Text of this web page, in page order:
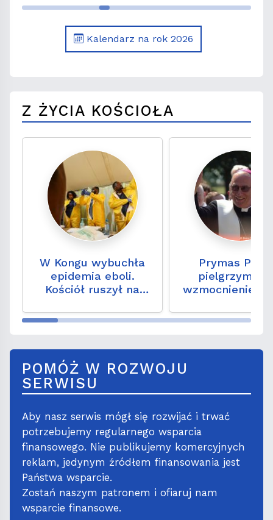
Kalendarz na rok 2026
Z ŻYCIA KOŚCIOŁA
W Kongu wybuchła
epidemia eboli.
Kościół ruszył na
Prymas
pielgrzymka
wzmocnienie
codzienność
POMÓŻ W ROZWOJU
SERWISU
Aby nasz serwis mógł się rozwijać i trwać
potrzebujemy regularnego wsparcia
finansowego. Nie publikujemy komercyjnych
reklam, jedynym źródłem finansowania jest
Państwa wsparcie.
Zostań naszym patronem i ofiaruj nam
wsparcie finansowe.